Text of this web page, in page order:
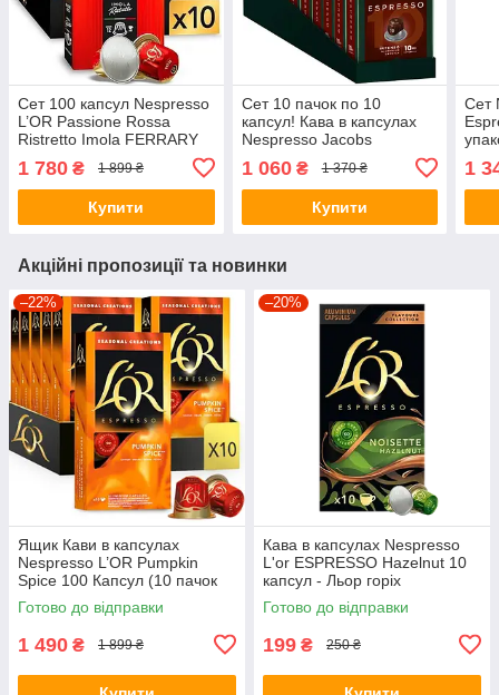
Сет 100 капсул Nespresso
L’OR Passione Rossa
Ristretto Imola FERRARY
1 780 ₴ 1 899 ₴
Купити
Cет 10 пачок по 10
капсул! Кава в капсулах
Nespresso Jacobs
1 060₴ 1 370 ₴
Купити
Сет
1
Акційні пропозиції та новинки
–22%
Ящик Кави в капсулах
Nespresso L’OR Pumpkin
Spice 100 Капсул (10 пачок
по 10 капсул)
Готово до відправки
1 490 ₴ 1 899 ₴
–20%
Кава в капсулах Nespresso
L'or ESPRESSO Hazelnut 10
капсул - Льор горіх
Готово до відправки
199 ₴ 250 ₴